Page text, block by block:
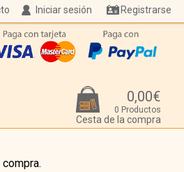
Iniciar sesión Registrarse
0,00€
0 Productos
Cesta de la compra